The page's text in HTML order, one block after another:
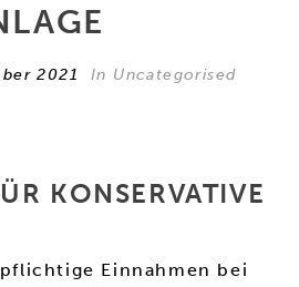
2021 In Uncategorised
KONSERVATIVE
Einnahmen bei